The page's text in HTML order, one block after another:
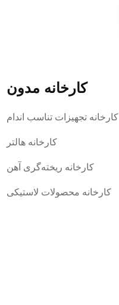
کارخانه مدون
کارخانه تجهیزات تناسب اندام
کارخانه هالتر
کارخانه ریخته‌گری آهن
کارخانه محصولات لاستیکی